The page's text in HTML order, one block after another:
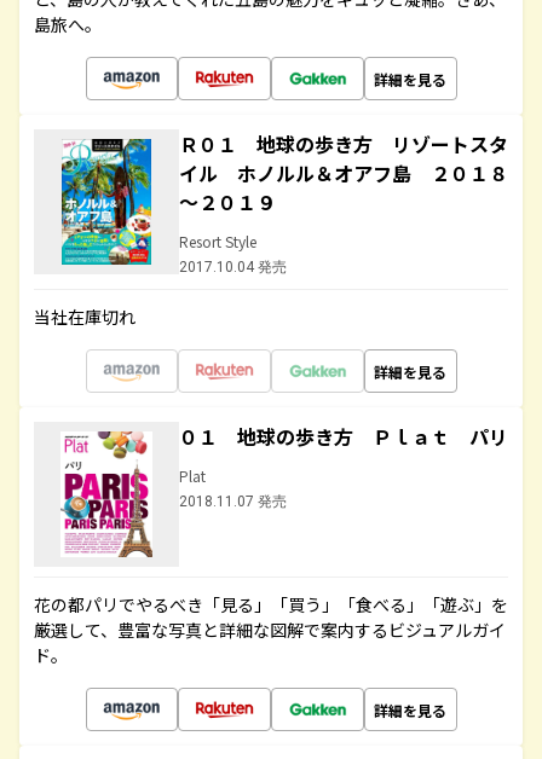
島旅へ。
詳細を見る
Ｒ０１ 地球の歩き方 リゾートスタ
イル ホノルル＆オアフ島 ２０１８
～２０１９
Resort Style
2017.10.04 発売
当社在庫切れ
詳細を見る
０１ 地球の歩き方 Ｐｌａｔ パリ
Plat
2018.11.07 発売
花の都パリでやるべき「見る」「買う」「食べる」「遊ぶ」を
厳選して、豊富な写真と詳細な図解で案内するビジュアルガイ
ド。
詳細を見る